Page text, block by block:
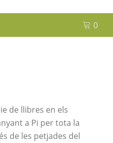
0
de llibres en els
a Pi per tota la
de les petjades del